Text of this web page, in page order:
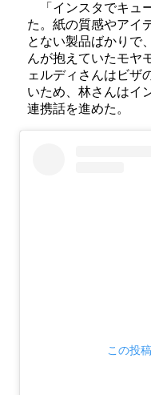
「インスタでキュ
た。紙の質感やアイ
とない製品ばかりで
んが抱えていたモヤ
ェルディさんはビザ
いため、林さんはイ
連携話を進めた。
この投